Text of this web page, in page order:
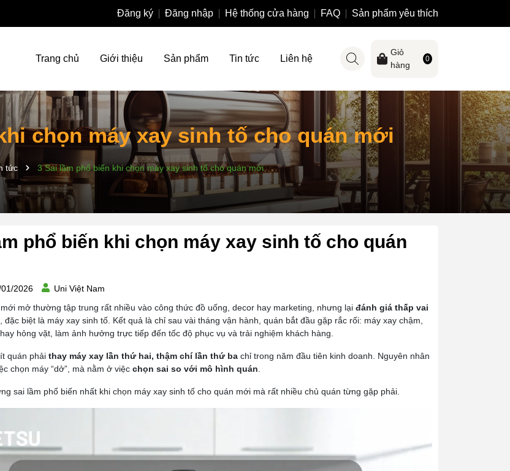
Đăng ký Đăng nhập Hệ thống cửa hàng FAQ Sản phẩm yêu thích
Trang chủ Giới thiệu Sản phẩm Tin tức Liên hệ
Giỏ
hàng
0
chọn máy xay sinh tố cho quán mới
tức 3 Sai lầm phổ biến khi chọn máy xay sinh tố cho quán mới
phổ biến khi chọn máy xay sinh tố cho quán
2026
Uni Việt Nam
mở thường tập trung rất nhiều vào công thức đồ uống, decor hay marketing, nhưng lại đánh giá thấp vai
, đặc biệt là máy xay sinh tố. Kết quả là chỉ sau vài tháng vận hành, quán bắt đầu gặp rắc rối: máy xay chậm,
hỏng vặt, làm ảnh hưởng trực tiếp đến tốc độ phục vụ và trải nghiệm khách hàng.
quán phải thay máy xay lần thứ hai, thậm chí lần thứ ba chỉ trong năm đầu tiên kinh doanh. Nguyên nhân
chọn máy “dở”, mà nằm ở việc chọn sai so với mô hình quán
sai lầm phổ biến nhất khi chọn máy xay sinh tố cho quán mới mà rất nhiều chủ quán từng gặp phải.